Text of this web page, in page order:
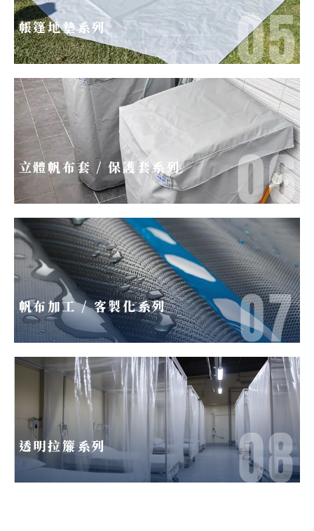
帳篷地墊系列
立體帆布套 / 保護套系列
帆布加工 / 客製化系列
透明拉簾系列